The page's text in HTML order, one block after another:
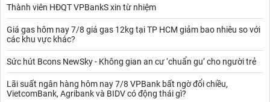
Thành viên HĐQT VPBankS xin từ nhiệm
Giá gas hôm nay 7/8 giá gas 12kg tại TP HCM giảm bao nhiêu so với
các khu vực khác?
Sức hút Bcons NewSky - Không gian an cư ‘chuẩn gu’ cho người trẻ
Lãi suất ngân hàng hôm nay 7/8 VPBank bất ngờ đổi chiều,
VietcomBank, Agribank và BIDV có động thái gì?